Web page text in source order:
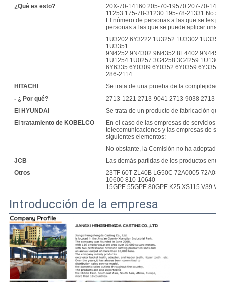
¿Qué es esto?
20X-70-14160 205-70-19570 207-70-
11253 175-78-31230 195-78-21331 No
El número de personas a las que se les
personas a las que se puede aplicar una
1U3202 6Y3222 1U3252 1U3302
1U3351
9N4252 9N4302 9N4352 8E4402 9N4452
1U1254 1U0257 3G4258 3G4259
6Y6335 6Y0309 6Y0352 6Y0359 6Y3352
286-2114
HITACHI
Se trata de una prueba de la complejidad
- ¿ Por qué?
2713-1221 2713-9041 2713-9038 2713-
El HYUNDAI
Se trata de un producto de fabricación
El tratamiento de KOBELCO
En el caso de las empresas de servicios
telecomunicaciones y las empresas de
siguientes elementos:
No obstante, la Comisión no ha adoptado
JCB
Las demás partidas de los productos
Otros
23TF 60T ZL40B LG50C 72A0005
10600 810-10640
15GPE 55GPE 80GPE K25 XS115 V39
Introducción de la empresa